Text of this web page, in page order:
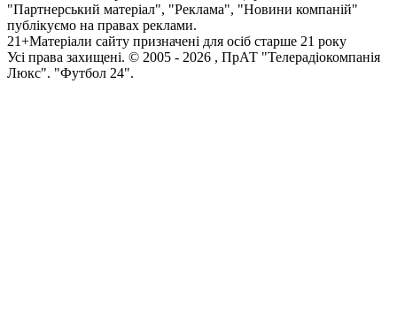
"Партнерський матеріал", "Реклама", "Новини компаній"
публікуємо на правах реклами.
21+Матеріали сайту призначені для осіб старше 21 року
Усi права захищенi. © 2005 - 2026 , ПрАТ "Телерадіокомпанія
Люкс". "Футбол 24".